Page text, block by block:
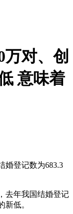
对、创
意味着
婚登记数为683.3
去年我国结婚登记
新低。